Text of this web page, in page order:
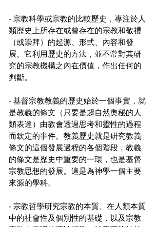
- 宗教科學或宗教的比較歷史，專注於人
類歷史上所存在或曾存在的宗教和敬禮
（或崇拜）的起源、形式、內容和發
展。它利用歷史的方法，並不常對其研
究的宗教機構之內在價值，作出任何的
判斷。
- 基督宗教教義的歷史始於一個事實，就
是教義的條文（只要是超自然奧秘的人
類表達）由教會透過思考和靈性的過程
而欽定的事件。教義歷史就是研究教義
條文的這個發展過程的各個階段，教義
的條文是歷史中重要的一環，也是基督
宗教思想的發展。這是為神學一個主要
來源的學科。
- 宗教哲學研究宗教的本質、在人類本質
中的社會性及個別性的基礎，以及宗教